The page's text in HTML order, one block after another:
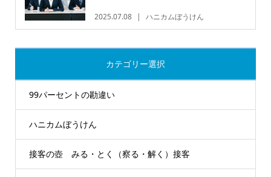
2025.07.08 ハニカムぼうけん
カテゴリー選択
99パーセントの勘違い
ハニカムぼうけん
接客の壺 みる・とく（察る・解く）接客